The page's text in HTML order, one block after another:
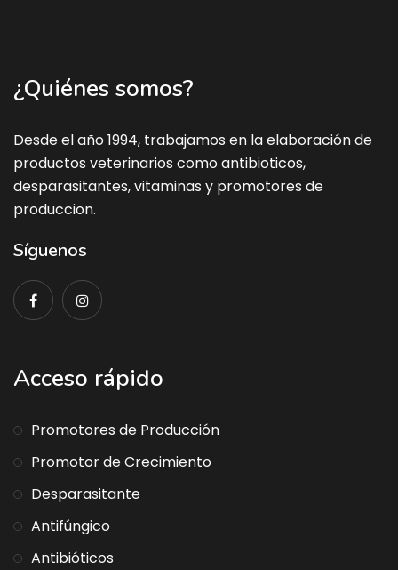
¿Quiénes somos?
Desde el año 1994, trabajamos en la elaboración de
productos veterinarios como antibioticos,
desparasitantes, vitaminas y promotores de
produccion.
Síguenos
Acceso rápido
Promotores de Producción
Promotor de Crecimiento
Desparasitante
Antifúngico
Antibióticos